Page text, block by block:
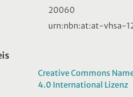
20060
urn:nbn:at:at-vhsa-
Creative Commons
4.0 International Lizenz